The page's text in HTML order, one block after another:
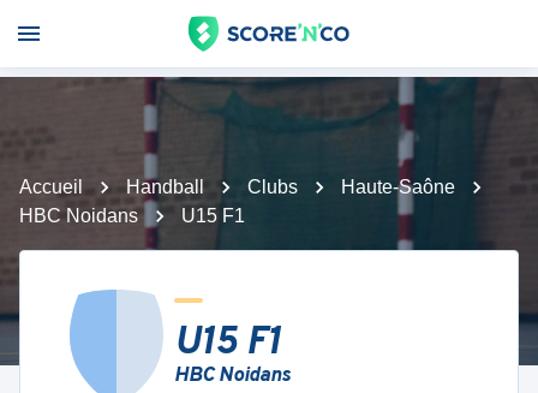
Accueil Handball Clubs
Haute-Saône
HBC Noidans
U15 F1
U15 F1
HBC Noidans